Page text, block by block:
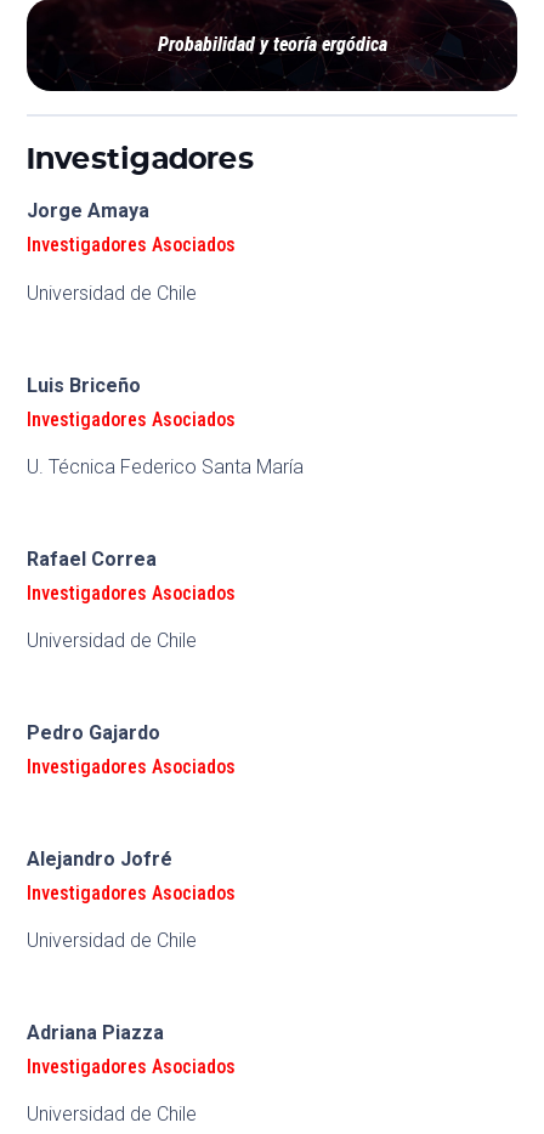
Probabilidad y teoría ergódica
Investigadores
Jorge Amaya
Investigadores Asociados
Universidad de Chile
Luis Briceño
Investigadores Asociados
U. Técnica Federico Santa María
Rafael Correa
Investigadores Asociados
Universidad de Chile
Pedro Gajardo
Investigadores Asociados
Alejandro Jofré
Investigadores Asociados
Universidad de Chile
Adriana Piazza
Investigadores Asociados
Universidad de Chile